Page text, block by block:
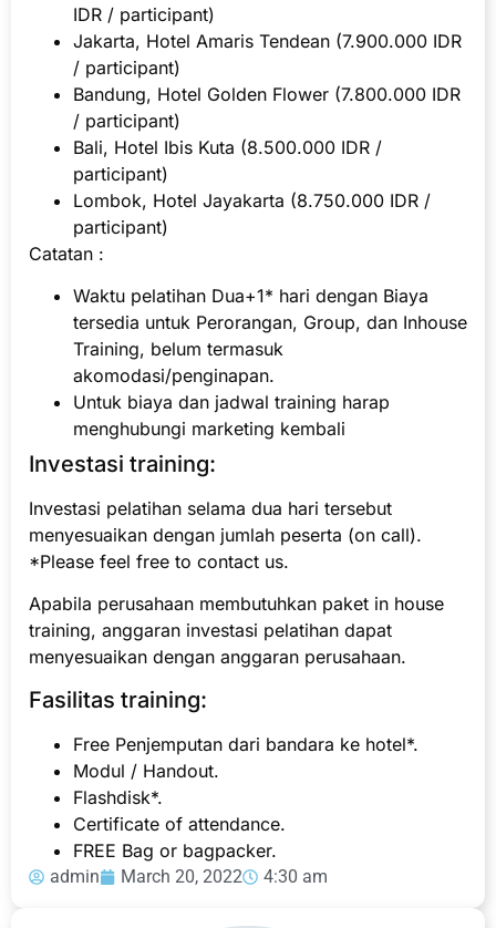
IDR / participant)
Jakarta, Hotel Amaris Tendean (7.900.000 IDR
/ participant)
Bandung, Hotel Golden Flower (7.800.000 IDR
/ participant)
Bali, Hotel Ibis Kuta (8.500.000 IDR /
participant)
Lombok, Hotel Jayakarta (8.750.000 IDR /
participant)
Catatan :
Waktu pelatihan Dua+1* hari dengan Biaya
tersedia untuk Perorangan, Group, dan Inhouse
Training, belum termasuk
akomodasi/penginapan.
Untuk biaya dan jadwal training harap
menghubungi marketing kembali
Investasi training:
Investasi pelatihan selama dua hari tersebut
menyesuaikan dengan jumlah peserta (on call).
*Please feel free to contact us.
Apabila perusahaan membutuhkan paket in house
training, anggaran investasi pelatihan dapat
menyesuaikan dengan anggaran perusahaan.
Fasilitas training:
Free Penjemputan dari bandara ke hotel*.
Modul / Handout.
Flashdisk*.
Certificate of attendance.
FREE Bag or bagpacker.
admin March 20, 2022 4:30 am